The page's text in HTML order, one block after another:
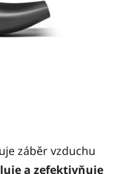
záběr vzduchu
a zefektivňuje